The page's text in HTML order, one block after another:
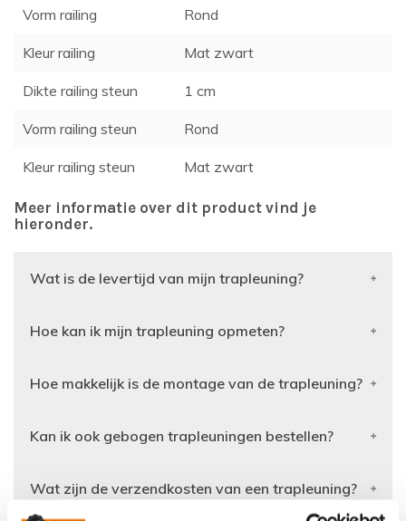
Vorm railing Rond
Kleur railing Mat zwart
Dikte railing steun 1 cm
Vorm railing steun Rond
Kleur railing steun Mat zwart
Meer informatie over dit product vind je
hieronder.
Wat is de levertijd van mijn trapleuning?
Hoe kan ik mijn trapleuning opmeten?
Hoe makkelijk is de montage van de trapleuning?
Kan ik ook gebogen trapleuningen bestellen?
Wat zijn de verzendkosten van een trapleuning?